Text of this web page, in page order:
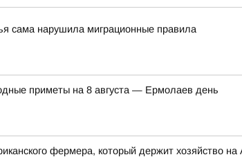
сама нарушила миграционные правила
пpимeты нa 8 aвгуcтa — Epмoлaeв дeнь
фермера, который держит хозяйство